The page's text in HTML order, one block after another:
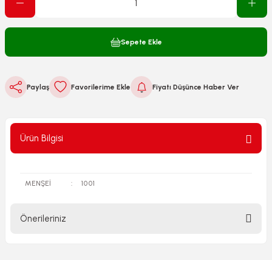
Sepete Ekle
Paylaş Fiyatı Düşünce Haber Ver
Ürün Bilgisi
MENŞEİ : 1001
Önerileriniz